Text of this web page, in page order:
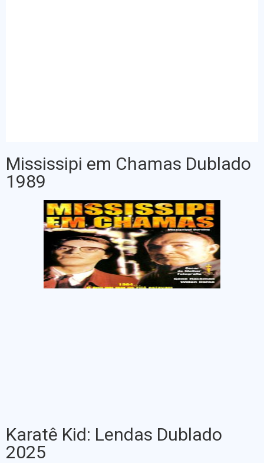
Mississipi em Chamas Dublado
1989
Karatê Kid: Lendas Dublado
2025